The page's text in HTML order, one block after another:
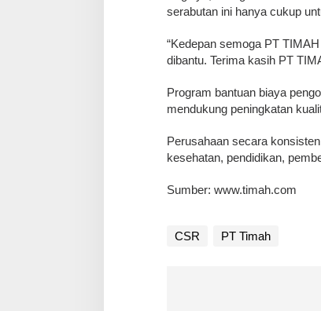
serabutan ini hanya cukup
“Kedepan semoga PT
dibantu. Terima kasih PT
Program bantuan biaya
mendukung peningkatan
Perusahaan secara
kesehatan, pendidikan,
Sumber: www.timah.com
CSR PT Timah